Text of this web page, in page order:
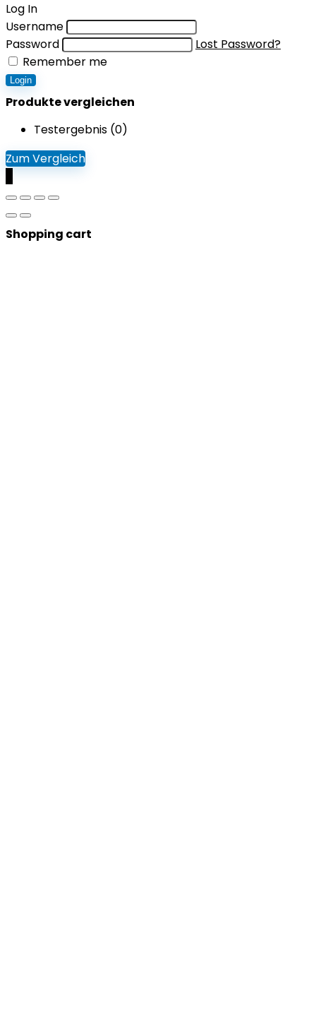
Log In
Username
Password
Lost Password?
Remember me
Login
Produkte vergleichen
Testergebnis (0)
Zum Vergleich
Shopping cart